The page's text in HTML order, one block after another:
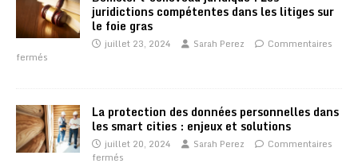
juridictions compétentes dans les litiges sur
le foie gras
juillet 23, 2024 Sarah Perez
Commentaires
fermés
La protection des données personnelles dans
les smart cities : enjeux et solutions
juillet 20, 2024 Sarah Perez
Commentaires
fermés